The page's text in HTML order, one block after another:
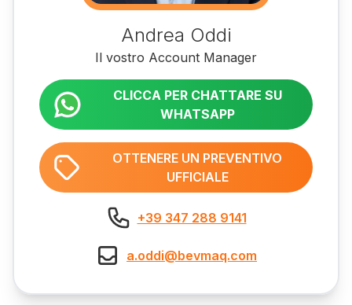
Andrea Oddi
Il vostro Account Manager
CLICCA PER CHATTARE SU
WHATSAPP
OTTENERE UN PREVENTIVO
UFFICIALE
+39 347 288 9141
a.oddi@bevmaq.com